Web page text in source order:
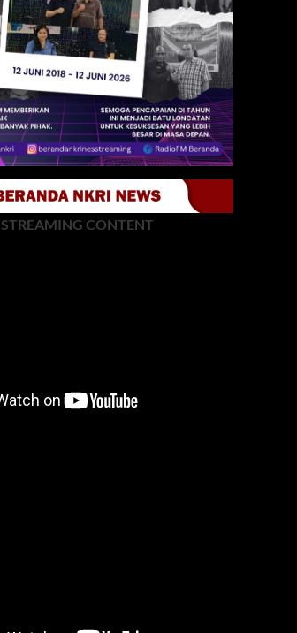
STREAMING CONTENT